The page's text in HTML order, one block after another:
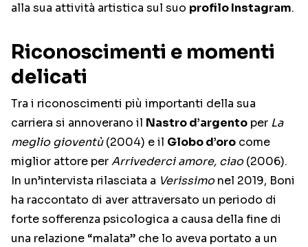
alla sua attività artistica sul suo profilo Instagram.
Riconoscimenti e momenti
delicati
Tra i riconoscimenti più importanti della sua
carriera si annoverano il Nastro d’argento per La
meglio gioventù(2004) e il Globo d’oro come
miglior attore perArrivederci amore, ciao(2006).
In un’intervista rilasciata a Verissimonel 2019, Boni
ha raccontato di aver attraversato un periodo di
forte sofferenza psicologica a causa della fine di
una relazione “malata” che lo aveva portato a un